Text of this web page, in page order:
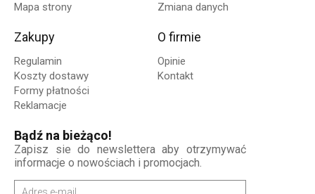
Mapa strony
Zmiana danych
Zakupy
Regulamin
Koszty dostawy
Formy płatności
Reklamacje
O firmie
Opinie
Kontakt
Bądź na bieżąco!
Zapisz sie do newslettera aby otrzymywać
informacje o nowościach i promocjach.